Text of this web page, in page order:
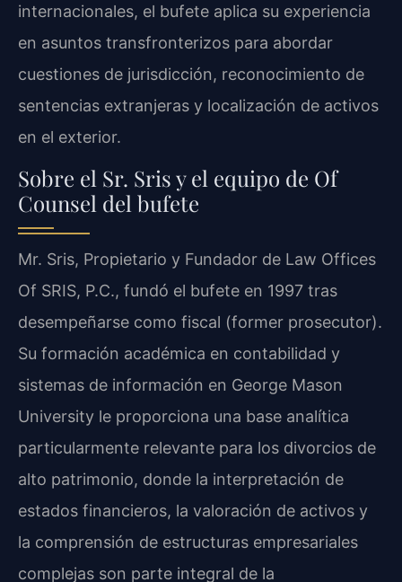
internacionales, el bufete aplica su experiencia
en asuntos transfronterizos para abordar
cuestiones de jurisdicción, reconocimiento de
sentencias extranjeras y localización de activos
en el exterior.
Sobre el Sr. Sris y el equipo de Of
Counsel del bufete
Mr. Sris, Propietario y Fundador de Law Offices
Of SRIS, P.C., fundó el bufete en 1997 tras
desempeñarse como fiscal (former prosecutor).
Su formación académica en contabilidad y
sistemas de información en George Mason
University le proporciona una base analítica
particularmente relevante para los divorcios de
alto patrimonio, donde la interpretación de
estados financieros, la valoración de activos y
la comprensión de estructuras empresariales
complejas son parte integral de la